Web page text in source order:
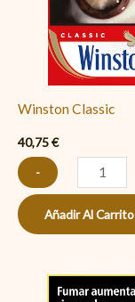
Winston Classic
40,75€
-
Añadir Al Carrito
Camel